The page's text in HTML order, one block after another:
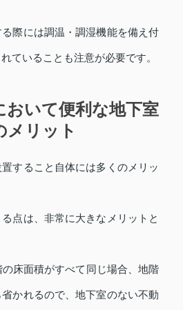
際には調温・調湿機能を備え付
ていることも注意が必要です。
おいて便利な地下室
メリット
すること自体には多くのメリッ
点は、非常に大きなメリットと
床面積がすべて同じ場合、地階
かれるので、地下室のない不動